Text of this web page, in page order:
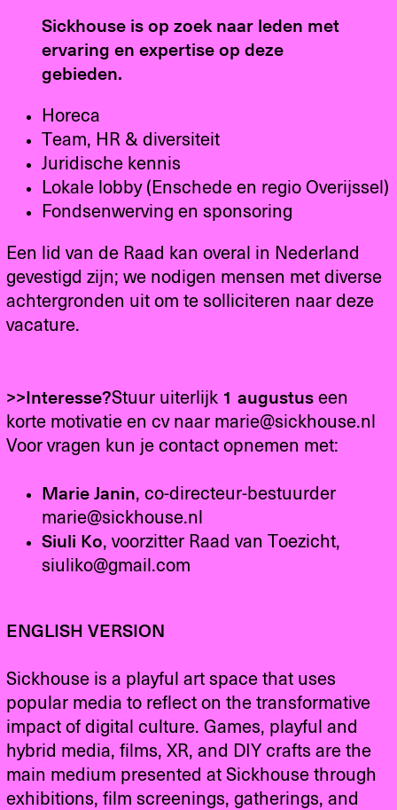
Sickhouse is op zoek naar leden met
ervaring en expertise op deze
gebieden.
Horeca
Team, HR & diversiteit
Juridische kennis
Lokale lobby (Enschede en regio Overijssel)
Fondsenwerving en sponsoring
Een lid van de Raad kan overal in Nederland
gevestigd zijn; we nodigen mensen met diverse
achtergronden uit om te solliciteren naar deze
vacature.
>>Interesse?Stuur uiterlijk 1 augustus een
korte motivatie en cv naar marie@sickhouse.nl
Voor vragen kun je contact opnemen met:
Marie Janin, co-directeur-bestuurder
marie@sickhouse.nl
Siuli Ko, voorzitter Raad van Toezicht,
siuliko@gmail.com
ENGLISH VERSION
Sickhouse is a playful art space that uses
popular media to reflect on the transformative
impact of digital culture. Games, playful and
hybrid media, films, XR, and DIY crafts are the
main medium presented at Sickhouse through
exhibitions, film screenings, gatherings, and